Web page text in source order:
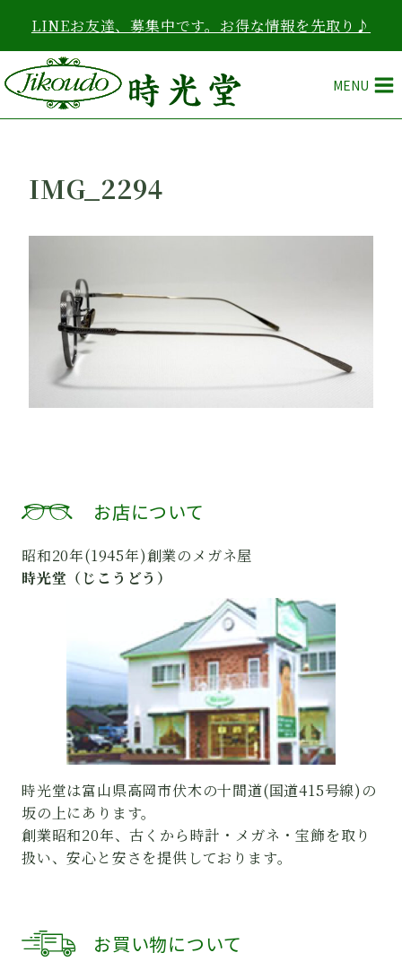
を
ス
キ
ッ
LINEお友達、募集中です。お得な情報を先取り♪
MENU
IMG_2294
お店について
昭和20年(1945年)創業のメガネ屋
時光堂（じこうどう）
時光堂は富山県高岡市伏木の十間道(国道415号線)の
坂の上にあります。
創業昭和20年、古くから時計・メガネ・宝飾を取り
扱い、安心と安さを提供しております。
お買い物について